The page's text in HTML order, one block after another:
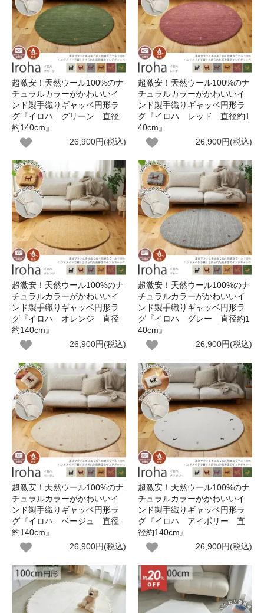
超激安！天然ウール100%のナ
チュラルカラーがかわいいイ
ンド製手織りギャッベ円形ラ
グ『イロハ グリーン 直径
約140cm』
26,900円(税込)
超激安！天然ウール100%のナ
チュラルカラーがかわいいイ
ンド製手織りギャッベ円形ラ
グ『イロハ レッド 直径約1
40cm』
26,900円(税込)
超激安！天然ウール100%のナ
チュラルカラーがかわいいイ
ンド製手織りギャッベ円形ラ
グ『イロハ オレンジ 直径
約140cm』
26,900円(税込)
超激安！天然ウール100%のナ
チュラルカラーがかわいいイ
ンド製手織りギャッベ円形ラ
グ『イロハ グレー 直径約1
40cm』
26,900円(税込)
超激安！天然ウール100%のナ
チュラルカラーがかわいいイ
ンド製手織りギャッベ円形ラ
グ『イロハ ベージュ 直径
約140cm』
26,900円(税込)
超激安！天然ウール100%のナ
チュラルカラーがかわいいイ
ンド製手織りギャッベ円形ラ
グ『イロハ アイボリー 直
径約140cm』
26,900円(税込)